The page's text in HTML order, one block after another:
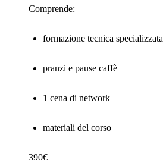
Comprende:
formazione tecnica specializzata
pranzi e pause caffè
1 cena di network
materiali del corso
390€